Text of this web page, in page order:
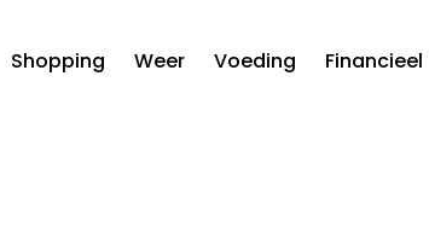
Shopping Weer Voeding Financieel